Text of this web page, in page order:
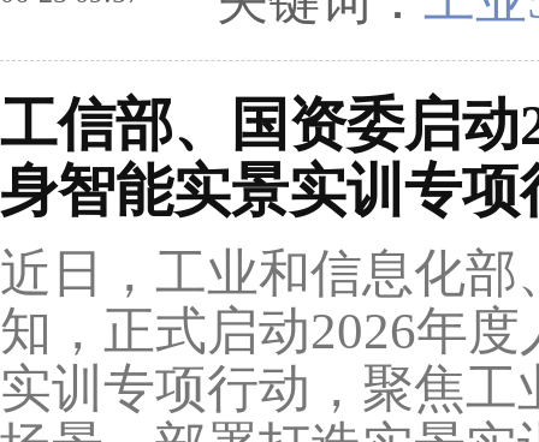
工信部、国资委启动
身智能实景实训专项
近日，工业和信息化
知，正式启动2026年
实训专项行动，聚焦